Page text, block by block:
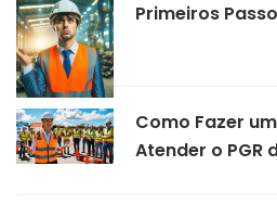
Primeiros
Como Fazer
Atender o PGR